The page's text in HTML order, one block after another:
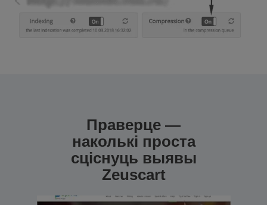
Праверце —
наколькі проста
сціснуць выявы
Zeuscart